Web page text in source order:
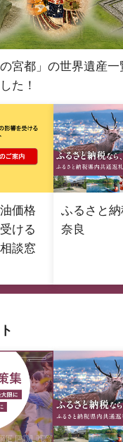
の宮都」の世界遺産
た！
価格
ける
談窓
ふるさと納
奈良